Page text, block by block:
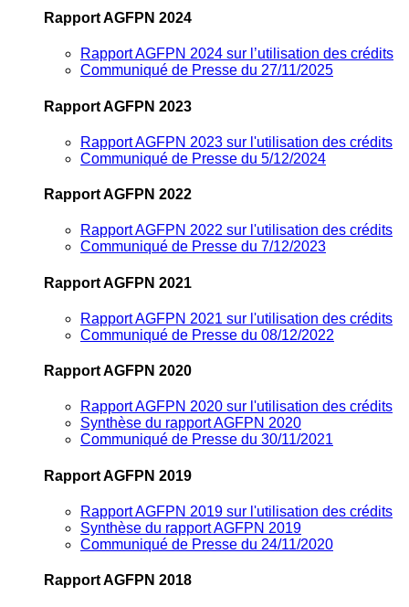
Rapport AGFPN 2024
Rapport AGFPN 2024 sur l’utilisation des crédits
Communiqué de Presse du 27/11/2025
Rapport AGFPN 2023
Rapport AGFPN 2023 sur l'utilisation des crédits
Communiqué de Presse du 5/12/2024
Rapport AGFPN 2022
Rapport AGFPN 2022 sur l'utilisation des crédits
Communiqué de Presse du 7/12/2023
Rapport AGFPN 2021
Rapport AGFPN 2021 sur l'utilisation des crédits
Communiqué de Presse du 08/12/2022
Rapport AGFPN 2020
Rapport AGFPN 2020 sur l'utilisation des crédits
Synthèse du rapport AGFPN 2020
Communiqué de Presse du 30/11/2021
Rapport AGFPN 2019
Rapport AGFPN 2019 sur l'utilisation des crédits
Synthèse du rapport AGFPN 2019
Communiqué de Presse du 24/11/2020
Rapport AGFPN 2018